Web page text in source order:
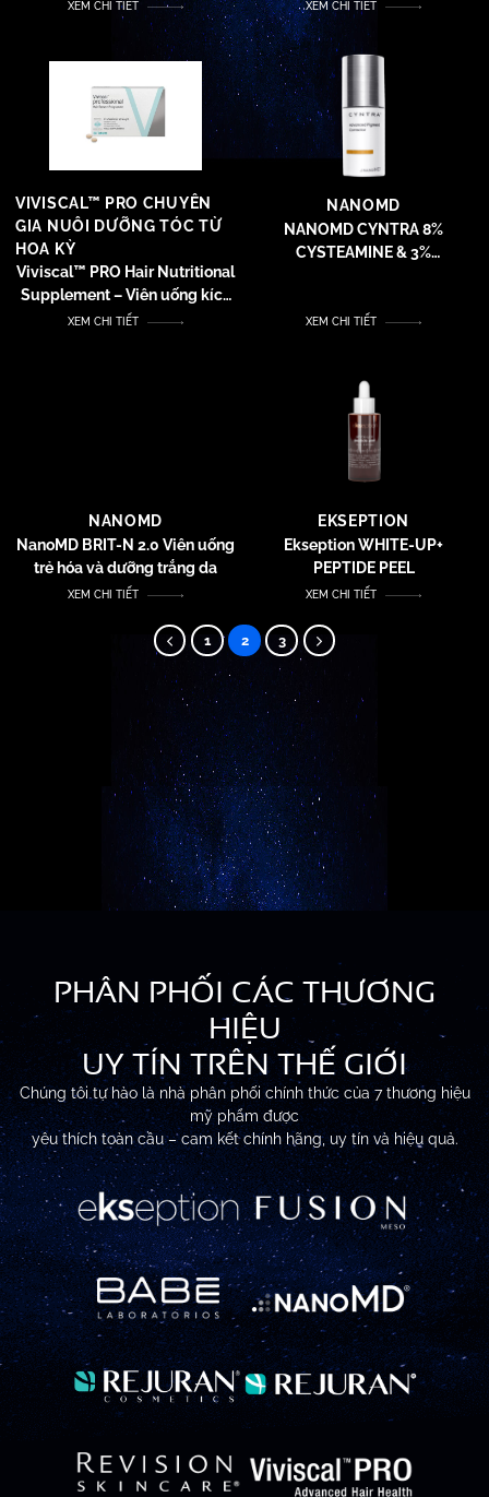
XEM CHI TIẾT XEM CHI TIẾT
VIVISCAL™ PRO CHUYÊN
GIA NUÔI DƯỠNG TÓC TỪ
HOA KỲ
Viviscal™ PRO Hair Nutritional
Supplement – Viên uống kích
thích mọc tóc
XEM CHI TIẾT
NANOMD
NANOMD CYNTRA 8%
CYSTEAMINE & 3%
XEM CHI TIẾT
NANOMD
NanoMD BRIT-N 2.0 Viên uống
trẻ hóa và dưỡng trắng da
XEM CHI TIẾT
EKSEPTION
Ekseption WHITE-UP+
PEPTIDE PEEL
XEM CHI TIẾT
1 2 3
PHÂN PHỐI CÁC THƯƠNG
HIỆU
UY TÍN TRÊN THẾ GIỚI
Chúng tôi tự hào là nhà phân phối chính thức của 7 thương hiệu
mỹ phẩm được
yêu thích toàn cầu – cam kết chính hãng, uy tín và hiệu quả.